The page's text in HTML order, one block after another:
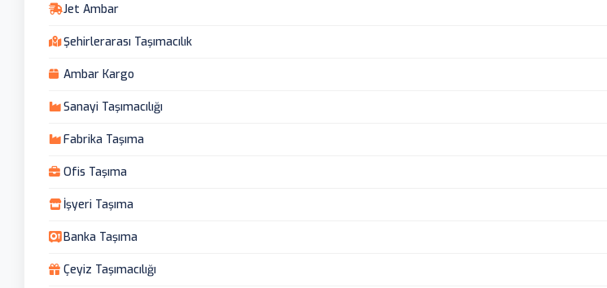
Jet Ambar
Şehirlerarası Taşımacılık
Ambar Kargo
Sanayi Taşımacılığı
Fabrika Taşıma
Ofis Taşıma
İşyeri Taşıma
Banka Taşıma
Çeyiz Taşımacılığı